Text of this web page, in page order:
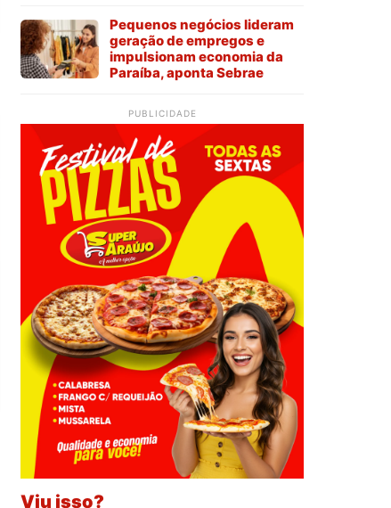
Pequenos negócios lideram
geração de empregos e
impulsionam economia da
Paraíba, aponta Sebrae
PUBLICIDADE
Viu isso?